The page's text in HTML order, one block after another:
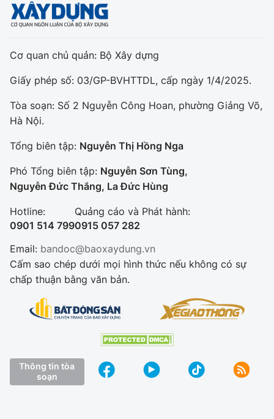
Cơ quan chủ quản: Bộ Xây dựng
Giấy phép số: 03/GP-BVHTTDL, cấp ngày 1/4/2025.
Tòa soạn: Số 2 Nguyễn Công Hoan, phường Giảng Võ,
Hà Nội.
Tổng biên tập: Nguyễn Thị Hồng Nga
Phó Tổng biên tập: Nguyễn Sơn Tùng,
Nguyễn Đức Thắng, La Đức Hùng
Hotline:
0901 514 799
Quảng cáo và Phát hành:
0915 057 282
Email: bandoc@baoxaydung.vn
Cấm sao chép dưới mọi hình thức nếu không có sự
chấp thuận bằng văn bản.
Thông tin tòa
soạn